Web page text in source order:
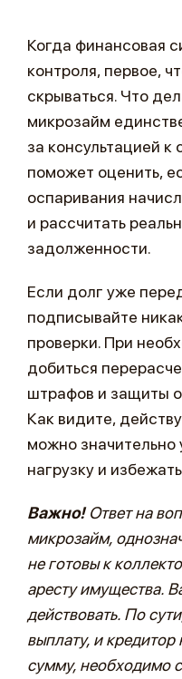
Когда финансовая
контроля, первое,
скрываться. Что
микрозайм
за консультацией
поможет оценить,
оспаривания
и рассчитать
задолженности.
Если долг уже
подписывайте
проверки. При
добиться
штрафов и защиты
Как видите,
можно
нагрузку и
Важно!Ответ на
микрозайм,
не готовы к
аресту имущества.
действовать. По
выплату, и
сумму, необходимо